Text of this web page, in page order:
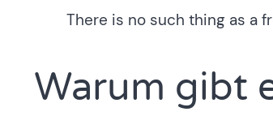
There is no such thing as a
Warum gibt